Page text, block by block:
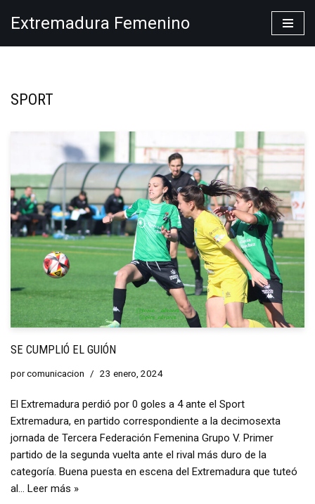
Extremadura Femenino
SPORT
SE CUMPLIÓ EL GUIÓN
porcomunicacion 23 enero, 2024
El Extremadura perdió por 0 goles a 4 ante el Sport
Extremadura, en partido correspondiente a la decimosexta
jornada de Tercera Federación Femenina Grupo V. Primer
partido de la segunda vuelta ante el rival más duro de la
categoría. Buena puesta en escena del Extremadura que tuteó
al… Leer más »